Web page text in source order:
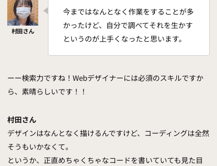
今まではなんとなく作業をすることが多
かったけど、自分で調べてそれを生かす
というのが上手くなったと思います。
ーー検索力ですね！Webデザイナーには必須のスキルですか
ら、素晴らしいです！！
村田さん
デザインはなんとなく描けるんですけど、コーディングは全然
そうもいかなくて。
というか、正直めちゃくちゃなコードを書いていても見た目